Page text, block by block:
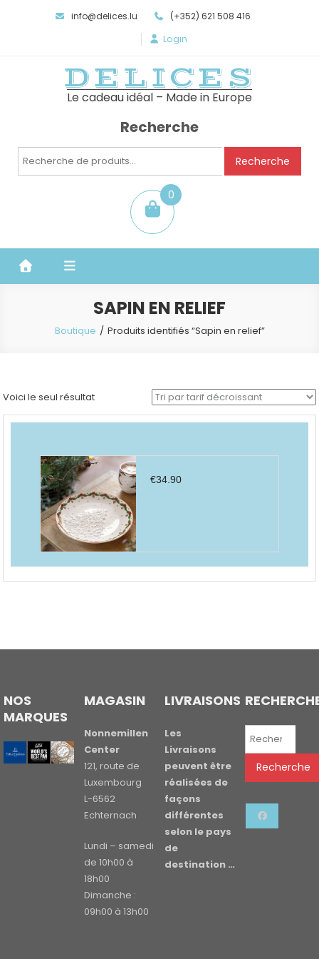
info@delices.lu (+352) 621 508 416
Login
DELICES
Le cadeau idéal – Made in Europe
Recherche
Recherche
Recherche
0
item
SAPIN EN RELIEF
Boutique Produits identifiés “Sapin en relief”
Voici le seul résultat
€34.90
NOS
MARQUES
MAGASIN
Nonnemillen
Center
121, route de
Luxembourg
L-6562
Echternach
Lundi – samedi
de 10h00 à
18h00
Dimanche :
09h00 à 13h00
LIVRAISONS
Les
Livraisons
peuvent être
réalisées de
façons
différentes
selon le pays
de
destination …
Recherche